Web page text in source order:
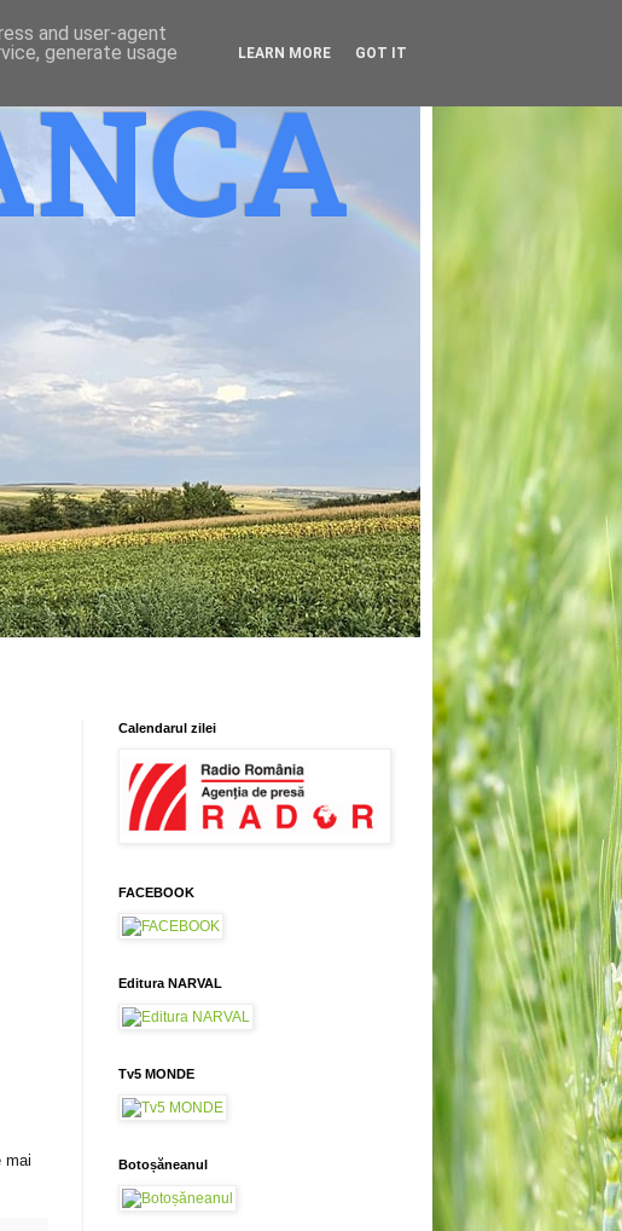
mai
Calendarul zilei
FACEBOOK
Editura NARVAL
Tv5 MONDE
Botoșăneanul
and user-agent
generate usage
LEARN MORE GOT IT